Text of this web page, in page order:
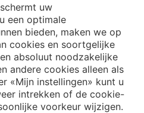
uw
een optimale
bieden, maken we op
cookies en soortgelijke
absoluut noodzakelijke
andere cookies alleen als
«Mijn instellingen» kunt u
intrekken of de cookie-
voorkeur wijzigen.